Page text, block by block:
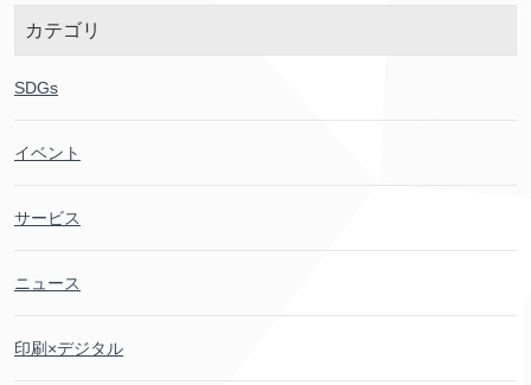
カテゴリ
SDGs
イベント
サービス
ニュース
印刷 ×デジタル